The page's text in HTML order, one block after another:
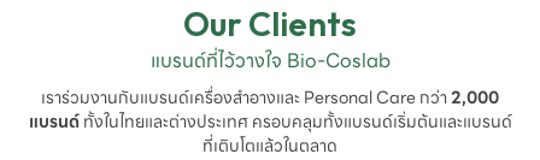
Our Clients
แบรนด์ที่ไว้วางใจ Bio-Coslab
เราร่วมงานกับแบรนด์เครื่องสำอางและ Personal Care กว่า2,000
แบรนด์ทั้งในไทยและต่างประเทศ ครอบคลุมทั้งแบรนด์เริ่มต้นและแบรนด์
ที่เติบโตแล้วในตลาด